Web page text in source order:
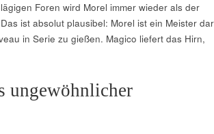
Foren wird Morel immer wieder als der
ist absolut plausibel: Morel ist ein Meister
in Serie zu gießen. Magico liefert das Hirn,
ungewöhnlicher